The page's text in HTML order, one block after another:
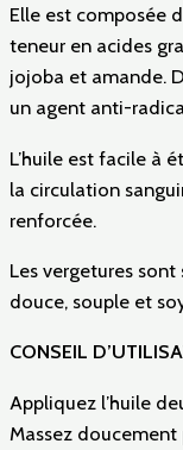
Elle est composée
teneur en acides
jojoba et amande.
un agent anti-
L’huile est facile à
la circulation
renforcée.
Les vergetures
douce, souple et
CONSEIL
Appliquez l’huile
Massez doucement